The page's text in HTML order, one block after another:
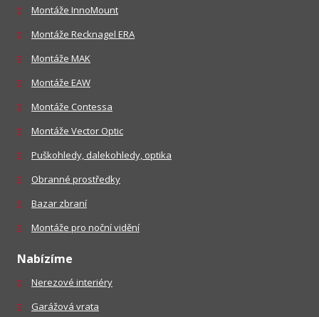
Montáže InnoMount
Montáže Recknagel ERA
Montáže MAK
Montáže EAW
Montáže Contessa
Montáže Vector Optic
Puškohledy, dalekohledy, optika
Obranné prostředky
Bazar zbraní
Montáže pro noční vidění
Nabízíme
Nerezové interiéry
Garážová vrata